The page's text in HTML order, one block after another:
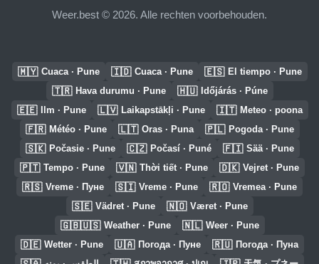
Weer.best © 2026. Alle rechten voorbehouden.
🇲🇾 Cuaca · Pune 🇮🇩 Cuaca · Pune 🇪🇸 El tiempo · Pune
🇹🇷 Hava durumu · Pune 🇭🇺 Időjárás · Púne
🇪🇪 Ilm · Pune 🇱🇻 Laikapstākļi · Pune 🇮🇹 Meteo · poona
🇫🇷 Météo · Pune 🇱🇹 Oras · Puna 🇵🇱 Pogoda · Pune
🇸🇰 Počasie · Pune 🇨🇿 Počasí · Puné 🇫🇮 Sää · Pune
🇵🇹 Tempo · Pune 🇻🇳 Thời tiết · Pune 🇩🇰 Vejret · Pune
🇷🇸 Vreme · Пуне 🇸🇮 Vreme · Pune 🇷🇴 Vremea · Pune
🇸🇪 Vädret · Pune 🇳🇴 Været · Pune
🇬🇧🇺🇸 Weather · Pune 🇳🇱 Weer · Pune
🇩🇪 Wetter · Pune 🇺🇦 Погода · Пуне 🇷🇺 Погода · Пуна